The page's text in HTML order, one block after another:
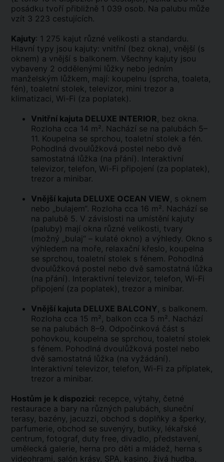
posádku tvoří přibližně 1 039 osob. Na palubu může
vzít 3 223 cestujících.
Kajuty: 1 275 kajut různé velikosti a standardu.
Hlavní typy jsou kajuty: vnitřní (bez okna), vnější (s
oknem) a vnější s balkonem. Všechny kajuty jsou
vybaveny 2 oddělenými lůžky nebo jedním
manželským lůžkem, mají: koupelnu (sprcha, toaleta,
fén), toaletní stolek, televizor, mini trezor a
klimatizaci, Wi-Fi (za poplatek).
Vnitřní kajuta DELUXE INTERIOR, bez okna.
Rozloha cca 14 m². Nachází se na palubách 5–
11. Koupelna se sprchou, toaletní stolek a fén.
Pohodlná dvoulůžková postel nebo dvě
samostatná lůžka (na přání). Interaktivní
televizor, telefon, Wi-Fi připojení (za poplatek),
trezor a minibar.
Vnější kajuta DELUXE OCEAN VIEW, s oknem
nebo „bulajem“. Rozloha cca 16 m². Nachází se
na palubě 5. V závislosti na umístění kajuty
(paluby) mají okna různé velikosti, tvary
(možný „bulaj“ – kulaté okno) a výhledy. Okno s
výhledem na moře, relaxační křeslo, koupelna
se sprchou, toaletní stolek s fénem. Pohodlná
dvoulůžková postel nebo dvě samostatná lůžka
(na přání). Interaktivní televizor, telefon, Wi-Fi
připojení (za poplatek), trezor a minibar.
Vnější kajuta DELUXE BALCONY, s balkonem.
Rozloha cca 15 m², balkon cca 5 m². Nachází
se na palubách 8–9. Odpočinková část s
pohovkou, koupelna se sprchou, toaletní stolek
s fénem. Pohodlná dvoulůžková postel nebo
dvě samostatná lůžka (na vyžádání).
Interaktivní televizor, telefon, Wi-Fi za příplatek,
trezor a minibar.
Hostům je k dispozici: recepce, výtahy, četné
restaurace a bary na různých palubách, sluneční
terasy, bazény, jacuzzi, obchod s doplňky a šperky,
parfumerie, obchod se suvenýry, butiky, lékařské
centrum, fotograf, duty free, divadlo, představení,
umělecká galerie, herna pro děti a mládež, herna s
videohrami, salón krásy, SPA, kasino, živá hudba,